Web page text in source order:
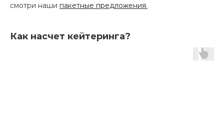
смотри наши пакетные предложения.
Как насчет кейтеринга?